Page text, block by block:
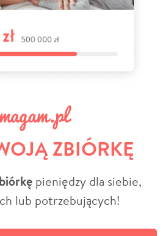
ZBIÓRKĘ
pieniędzy dla siebie,
lub potrzebujących!